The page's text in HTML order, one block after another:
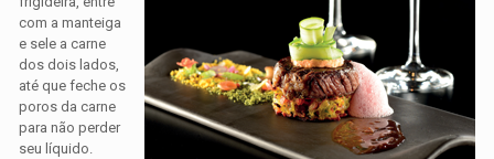
com a manteiga
e sele a carne
dos dois lados,
até que feche os
poros da carne
para não perder
seu líquido.